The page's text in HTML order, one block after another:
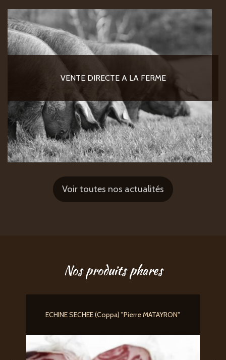
VENTE DIRECTE A LA FERME
Voir toutes nos actualités
Nos produits phares
ECHINE SECHEE (Coppa) "Pierre MATAYRON"